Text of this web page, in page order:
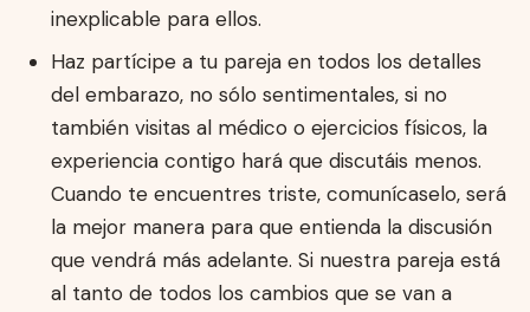
inexplicable para ellos.
Haz partícipe a tu pareja en todos los detalles
del embarazo, no sólo sentimentales, si no
también visitas al médico o ejercicios físicos, la
experiencia contigo hará que discutáis menos.
Cuando te encuentres triste, comunícaselo, será
la mejor manera para que entienda la discusión
que vendrá más adelante. Si nuestra pareja está
al tanto de todos los cambios que se van a